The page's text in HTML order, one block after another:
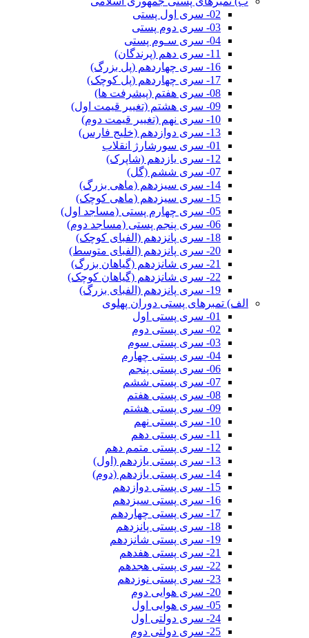
02- سری اول پستی
03- سری دوم پستی
04- سری سـوم پستی
11- سری دهم (پرندگان)
16- سری چهاردهم (پل بزرگ)
17- سری چهاردهم (پل کوچک)
08- سری هفتم (پیشرفت ها)
09- سری هشتم (تغییر قیمت اول)
10- سری نهم (تغییر قیمت دوم)
13- سری دوازدهم (خلیج فارس)
01- سری سورشارژ انقلاب
12- سری یازدهم (شاپرک)
07- سری ششم (گل)
14- سری سیزدهم (ماهی بزرگ)
15- سری سیزدهم (ماهی کوچک)
05- سری چهارم پستی (مساجد اول)
06- سری پنجم پستی (مساجد دوم)
18- سری پانزدهم (الفبای کوچک)
20- سری پانزدهم (الفبای متوسط)
21- سری شانزدهم (گیاهان بزرگ)
22- سری شانزدهم (گیاهان کوچک)
19- سری پانزدهم (الفبای بزرگ)
الف) تمبرهای پستی دوران پهلوی
01- سری پستی اول
02- سری پستی دوم
03- سری پستی سوم
04- سری پستی چهارم
06- سری پستی پنجم
07- سری پستی ششم
08- سری پستی هفتم
09- سری پستی هشتم
10- سری پستی نهم
11- سری پستی دهم
12- سری پستی متمم دهم
13- سری پستی یازدهم (اول)
14- سری پستی یازدهم (دوم)
15- سری پستی دوازدهم
16- سری پستی سیزدهم
17- سری پستی چهاردهم
18- سری پستی پانزدهم
19- سری پستی شانزدهم
21- سری پستی هفدهم
22- سری پستی هجدهم
23- سری پستی نوزدهم
20- سری هوایی دوم
05- سری هوایی اول
24- سری دولتی اول
25- سری دولتی دوم